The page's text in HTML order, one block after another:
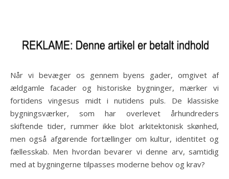
Når vi bevæger os gennem byens gader, omgivet af
ældgamle facader og historiske bygninger, mærker vi
fortidens vingesus midt i nutidens puls. De klassiske
bygningsværker, som har overlevet århundreders
skiftende tider, rummer ikke blot arkitektonisk skønhed,
men også afgørende fortællinger om kultur, identitet og
fællesskab. Men hvordan bevarer vi denne arv, samtidig
med at bygningerne tilpasses moderne behov og krav?